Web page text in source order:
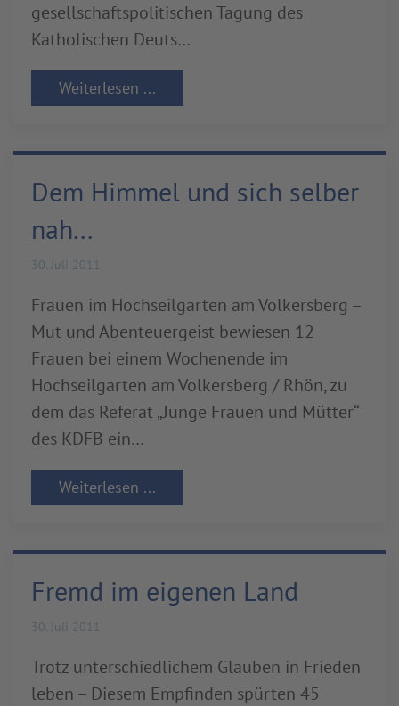
gesellschaftspolitischen Tagung des
Katholischen Deuts…
Weiterlesen ...
Dem Himmel und sich selber
nah...
30. Juli 2011
Frauen im Hochseilgarten am Volkersberg –
Mut und Abenteuergeist bewiesen 12
Frauen bei einem Wochenende im
Hochseilgarten am Volkersberg / Rhön, zu
dem das Referat „Junge Frauen und Mütter“
des KDFB ein…
Weiterlesen ...
Fremd im eigenen Land
30. Juli 2011
Trotz unterschiedlichem Glauben in Frieden
leben – Diesem Empfinden spürten 45